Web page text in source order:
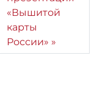
карты
России»